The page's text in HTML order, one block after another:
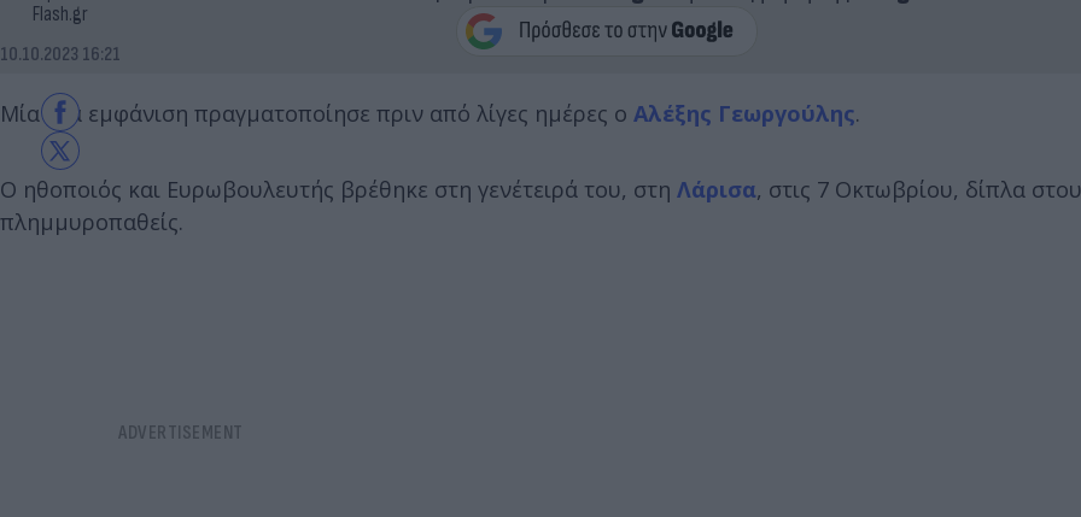
Flash.gr
10.10.2023 16:21
Μία νέα εμφάνιση πραγματοποίησε πριν από λίγες ημέρες ο Αλέξης Γεωργούλης.
Ο ηθοποιός και Ευρωβουλευτής βρέθηκε στη γενέτειρά του, στη Λάρισα, στις 7 Οκτωβρίου, δίπλα
πλημμυροπαθείς.